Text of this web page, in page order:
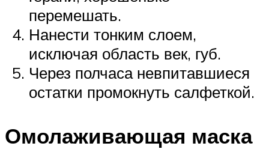
перемешать.
Нанести тонким слоем,
исключая область век, губ.
Через полчаса невпитавшиеся
остатки промокнуть салфеткой.
Омолаживающая маска